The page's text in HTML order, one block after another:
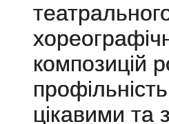
композицій
цікавими та